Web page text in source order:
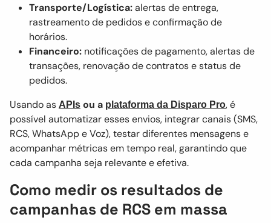
Transporte/Logística:alertas de entrega,
rastreamento de pedidos e confirmação de
horários.
Financeiro: notificações de pagamento, alertas de
transações, renovação de contratos e status de
pedidos.
Usando as APIs ou a plataforma da Disparo Pro, é
possível automatizar esses envios, integrar canais (SMS,
RCS, WhatsApp e Voz), testar diferentes mensagens e
acompanhar métricas em tempo real, garantindo que
cada campanha seja relevante e efetiva.
Como medir os resultados de
campanhas de RCS em massa